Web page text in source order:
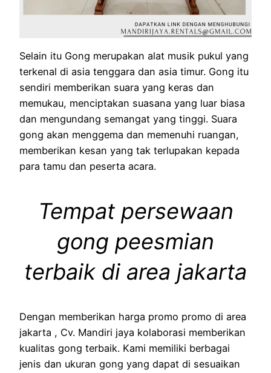
Selain itu Gong merupakan alat musik pukul yang
terkenal di asia tenggara dan asia timur. Gong itu
sendiri memberikan suara yang keras dan
memukau, menciptakan suasana yang luar biasa
dan mengundang semangat yang tinggi. Suara
gong akan menggema dan memenuhi ruangan,
memberikan kesan yang tak terlupakan kepada
para tamu dan peserta acara.
Tempat persewaan
gong peesmian
terbaik di area jakarta
Dengan memberikan harga promo promo di area
jakarta , Cv. Mandiri jaya kolaborasi memberikan
kualitas gong terbaik. Kami memiliki berbagai
jenis dan ukuran gong yang dapat di sesuaikan